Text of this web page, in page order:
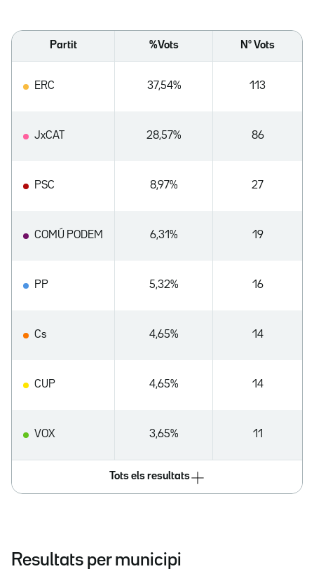
Partit %Vots Nº Vots
ERC 37,54% 113
JxCAT 28,57% 86
PSC 8,97% 27
COMÚ PODEM 6,31% 19
PP 5,32% 16
Cs 4,65% 14
CUP 4,65% 14
VOX 3,65% 11
Tots els resultats
Resultats per municipi